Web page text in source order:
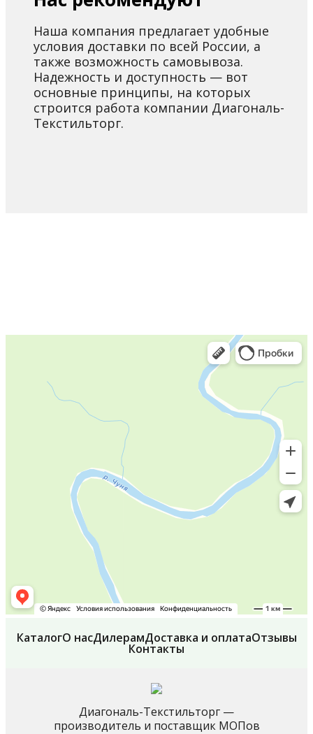
Наша компания предлагает удобные
условия доставки по всей России, а
также возможность самовывоза.
Надежность и доступность — вот
основные принципы, на которых
строится работа компании Диагональ-
Текстильторг.
КаталогО насДилерамДоставка и оплатаОтзывы
Контакты
Диагональ-Текстильторг —
производитель и поставщик МОПов